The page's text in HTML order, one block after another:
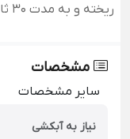
ریخته و به مدت 30 ثانیه مالش دهید
مشخصات
سایر مشخصات
نیاز به آبکشی